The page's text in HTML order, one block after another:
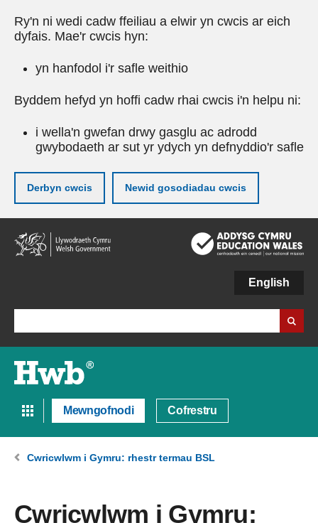
Ry'n ni wedi cadw ffeiliau a elwir yn cwcis ar eich
dyfais. Mae'r cwcis hyn:
yn hanfodol i'r safle weithio
Byddem hefyd yn hoffi cadw rhai cwcis i'n helpu ni:
i wella'n gwefan drwy gasglu ac adrodd
gwybodaeth ar sut yr ydych yn defnyddio'r safle
Derbyn cwcis Newid gosodiadau cwcis
Neidio
i'r
prif
English
Mewngofnodi Cofrestru
Cwricwlwm i Gymru: rhestr termau BSL
Cwricwlwm i Gymru: